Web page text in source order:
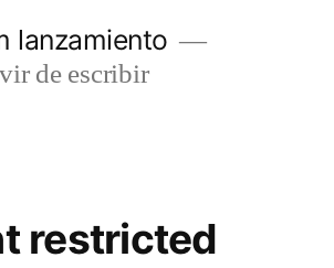
lanzamiento
de escribir
restricted